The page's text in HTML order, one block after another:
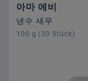
아마 에비
냉수 새우
100 g (30 Stück)